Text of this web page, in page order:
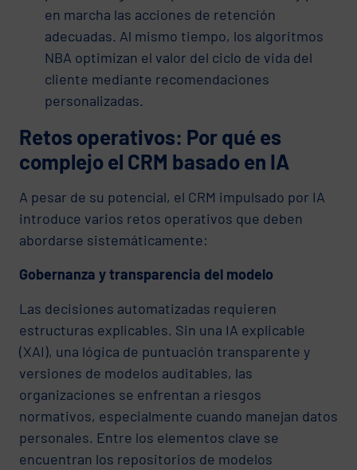
en marcha las acciones de retención
adecuadas. Al mismo tiempo, los algoritmos
NBA optimizan el valor del ciclo de vida del
cliente mediante recomendaciones
personalizadas.
Retos operativos: Por qué es
complejo el CRM basado en IA
A pesar de su potencial, el CRM impulsado por IA
introduce varios retos operativos que deben
abordarse sistemáticamente:
Gobernanza y transparencia del modelo
Las decisiones automatizadas requieren
estructuras explicables. Sin una IA explicable
(XAI), una lógica de puntuación transparente y
versiones de modelos auditables, las
organizaciones se enfrentan a riesgos
normativos, especialmente cuando manejan datos
personales. Entre los elementos clave se
encuentran los repositorios de modelos